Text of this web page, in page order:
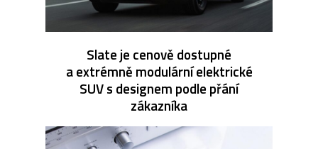
Slate je cenově dostupné
a extrémně modulární elektrické
SUV s designem podle přání
zákazníka